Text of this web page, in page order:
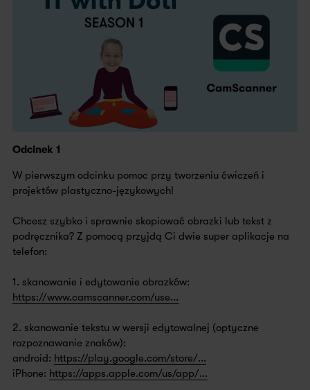
Odcinek 1
W pierwszym odcinku pomoc przy tworzeniu ćwiczeń i
projektów plastyczno-językowych!
Chcesz szybko i sprawnie skopiować obrazki lub tekst z
podręcznika? Z pomocą przyjdą Ci dwie super aplikacje na
telefon:
1. skanowanie i edytowanie obrazków:
https://www.camscanner.com/use...
2. skanowanie tekstu w wersji edytowalnej (optyczne
rozpoznawanie znaków):
android: https://play.google.com/store/...
iPhone: https://apps.apple.com/us/app/...